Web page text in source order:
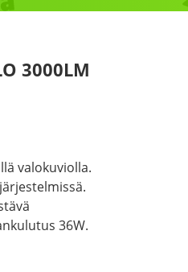
3000LM
valokuviolla.
36W.